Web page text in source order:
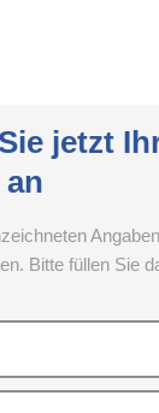
jetzt
Bitte füllen Sie